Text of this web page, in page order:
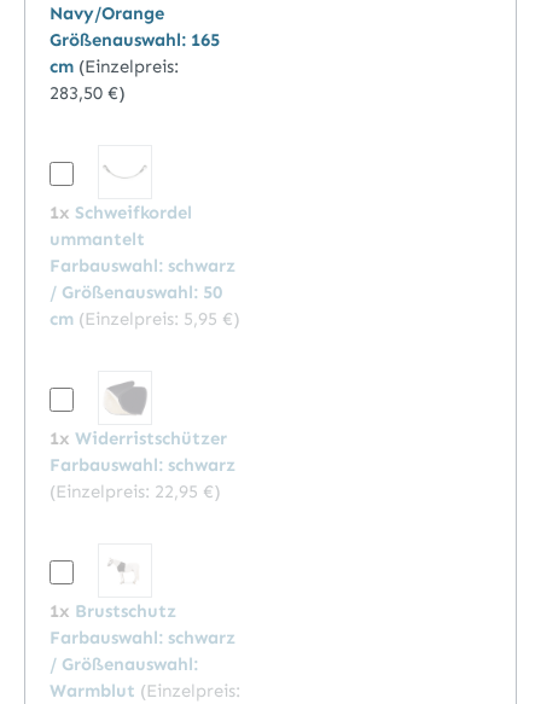
Navy/Orange
Größenauswahl: 165
cm (Einzelpreis:
283,50 €)
1x Schweifkordel
ummantelt
Farbauswahl: schwarz
/ Größenauswahl: 50
cm (Einzelpreis: 5,95 €)
1x Widerristschützer
Farbauswahl: schwarz
(Einzelpreis: 22,95 €)
1x Brustschutz
Farbauswahl: schwarz
/ Größenauswahl:
Warmblut (Einzelpreis: